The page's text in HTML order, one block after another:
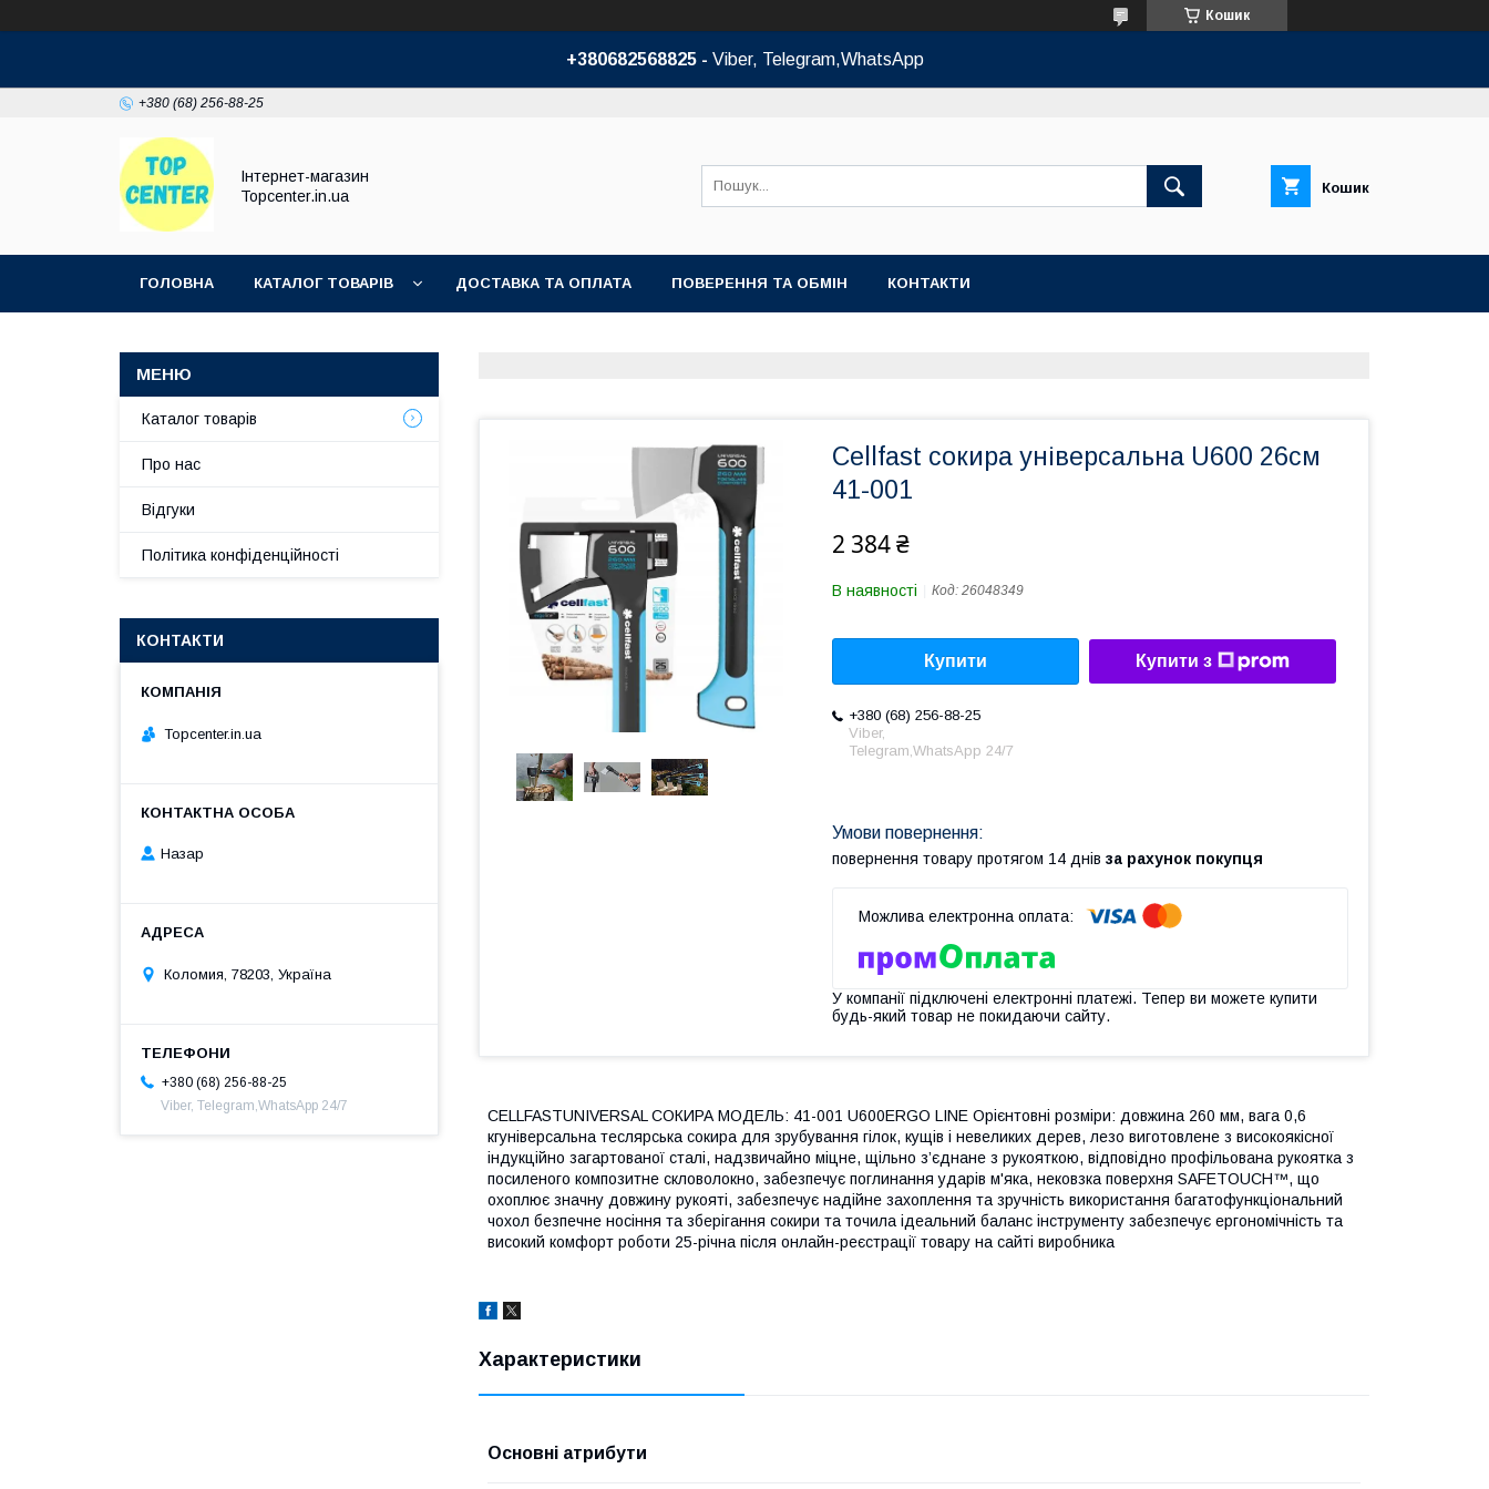
Кошик
+380682568825 - Viber, Telegram,WhatsApp
+380 (68) 256-88-25
Інтернет-магазин
Topcenter.in.ua
Кошик
ГОЛОВНА КАТАЛОГ ТОВАРІВ ДОСТАВКА ТА ОПЛАТА ПОВЕРЕННЯ ТА ОБМІН КОНТАКТИ
Cellfast сокира універсальна U600 26см
41-001
2 384 ₴
В наявності Код: 26048349
Купити Купити з
+380 (68) 256-88-25
Viber,
Telegram,WhatsApp 24/7
повернення товару протягом 14 днів за рахунок покупця
У компанії підключені електронні платежі. Тепер ви можете купити
будь-який товар не покидаючи сайту.
CELLFASTUNIVERSAL СОКИРА МОДЕЛЬ: 41-001 U600ERGO LINE Орієнтовні розміри: довжина 260 мм, вага 0,6
кгуніверсальна теслярська сокира для зрубування гілок, кущів і невеликих дерев, лезо виготовлене з високоякісної
індукційно загартованої сталі, надзвичайно міцне, щільно з’єднане з рукояткою, відповідно профільована рукоятка з
посиленого композитне скловолокно, забезпечує поглинання ударів м'яка, нековзка поверхня SAFETOUCH™, що
охоплює значну довжину рукояті, забезпечує надійне захоплення та зручність використання багатофункціональний
чохол безпечне носіння та зберігання сокири та точила ідеальний баланс інструменту забезпечує ергономічність та
високий комфорт роботи 25-річна після онлайн-реєстрації товару на сайті виробника
Характеристики
Основні атрибути
Каталог товарів
Про нас
Відгуки
Політика конфіденційності
КОНТАКТИ
Topcenter.in.ua
Назар
Коломия, 78203, Україна
+380 (68) 256-88-25
Viber, Telegram,WhatsApp 24/7